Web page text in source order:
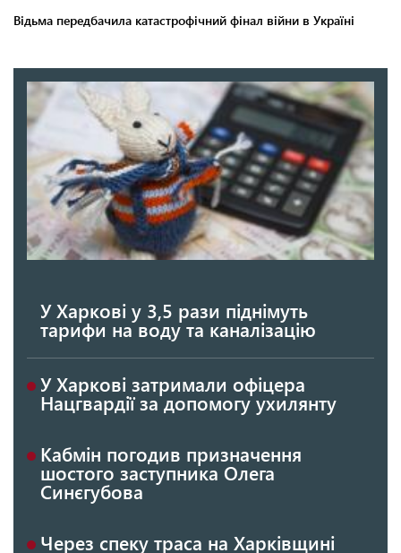
У Харкові у 3,5 рази піднімуть
тарифи на воду та каналізацію
У Харкові затримали офіцера
Нацгвардії за допомогу ухилянту
Кабмін погодив призначення
шостого заступника Олега
Синєгубова
Через спеку траса на Харківщині